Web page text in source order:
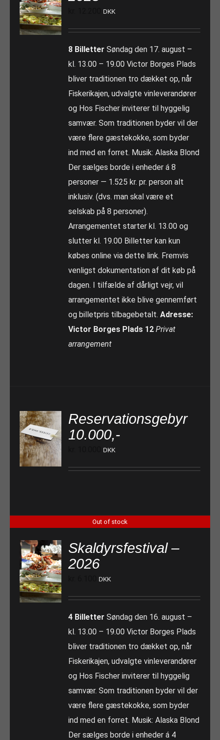
DKK
8 Billetter Søndag den 17. august –
kl. 13.00 – 19.00 Victor Borges Plads
bliver traditionen tro dækket op, når
Fiskerikajen, udvalgte vinleverandører
og Hos Fischer inviterer til hyggelig
samvær. Som traditionen byder vil der
være flere gæstekokke, som byder
ind med en forret. Musik: Alaska Blond
Der sælges borde i enheder á 8
personer — 1.525 kr. pr. person alt
inklusiv. (dvs. man skal være et
selskab på 8 personer).
Arrangementet starter kl. 13.00 og
slutter kl. 19.00 Billetter kan kun
købes online via dette link. Fremvis
venligst dokumentation af dit køb på
dagen. I tilfælde af dårligt vejr, vil
arrangementet ikke blive gennemført
og billetpris tilbagebetalt.Adresse:
Victor Borges Plads 12 Privat
arrangement
Reservationsgebyr
10.000,-
DKK
Out of stock
Skaldyrsfestival –
2026
DKK
4 Billetter Søndag den 16. august –
kl. 13.00 – 19.00 Victor Borges Plads
bliver traditionen tro dækket op, når
Fiskerikajen, udvalgte vinleverandører
og Hos Fischer inviterer til hyggelig
samvær. Som traditionen byder vil der
være flere gæstekokke, som byder
ind med en forret. Musik: Alaska Blond
Der sælges borde i enheder á 4